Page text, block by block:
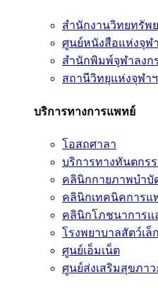
สำนักงานวิทยทรัพ
ศูนย์หนังสือแห่งจุฬ
สำนักพิมพ์จุฬาลง
สถานีวิทยุแห่งจุฬาฯ
บริการทางการแพทย์
โอสถศาลา
บริการทางทันตกร
คลินิกกายภาพบำบั
คลินิกเทคนิคการแ
คลินิกโภชนาการแ
โรงพยาบาลสัตว์เล็
ศูนย์เอ็มเน็ต
ศูนย์ส่งเสริมสุขภาว